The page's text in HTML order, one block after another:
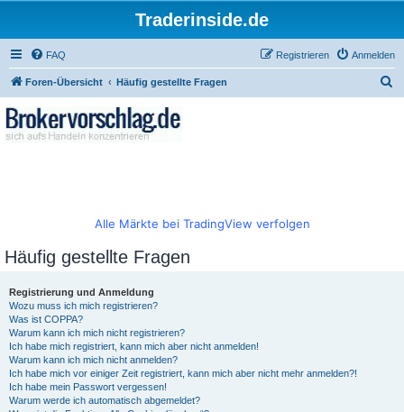
Traderinside.de
FAQ Anmelden
Registrieren
Foren-Übersicht Häufig gestellte Fragen
Alle Märkte bei TradingView verfolgen
Häufig gestellte Fragen
Registrierung und Anmeldung
Wozu muss ich mich registrieren?
Was ist COPPA?
Warum kann ich mich nicht registrieren?
Ich habe mich registriert, kann mich aber nicht anmelden!
Warum kann ich mich nicht anmelden?
Ich habe mich vor einiger Zeit registriert, kann mich aber nicht mehr anmelden?!
Ich habe mein Passwort vergessen!
Warum werde ich automatisch abgemeldet?